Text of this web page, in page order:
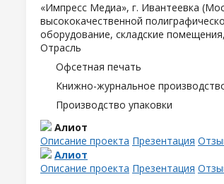
«Импресс Медиа», г. Ивантеевка
высококачественной
оборудование, складские
Отрасль
Офсетная печать
Книжно-журнальное
Производство упаковки
Алиот
Описание проекта Презентация
Алиот
Описание проекта Презентация